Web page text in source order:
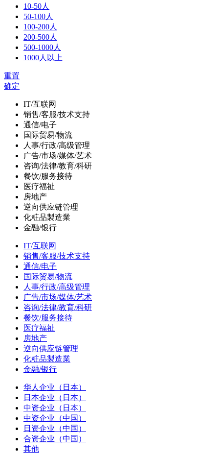
10-50人
50-100人
100-200人
200-500人
500-1000人
1000人以上
重置
确定
IT/互联网
销售/客服/技术支持
通信/电子
国际贸易/物流
人事/行政/高级管理
广告/市场/媒体/艺术
咨询/法律/教育/科研
餐饮/服务接待
医疗福祉
房地产
逆向供应链管理
化粧品製造業
金融/银行
IT/互联网
销售/客服/技术支持
通信/电子
国际贸易/物流
人事/行政/高级管理
广告/市场/媒体/艺术
咨询/法律/教育/科研
餐饮/服务接待
医疗福祉
房地产
逆向供应链管理
化粧品製造業
金融/银行
华人企业（日本）
日本企业（日本）
中资企业（日本）
中资企业（中国）
日资企业（中国）
合资企业（中国）
其他